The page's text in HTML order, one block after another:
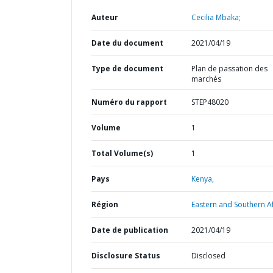
Auteur Cecilia Mbaka;
Date du document 2021/04/19
Type de document
Plan de passation des
marchés
Numéro du rapport STEP48020
Volume 1
Total Volume(s) 1
Pays Kenya,
Région Eastern and Southern
Date de publication 2021/04/19
Disclosure Status Disclosed